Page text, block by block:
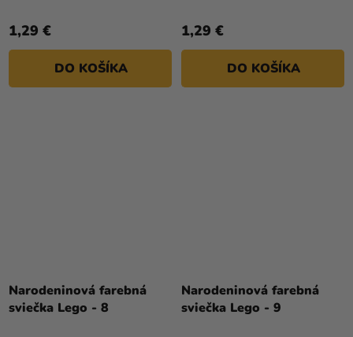
1,29 €
DO KOŠÍKA
1,29 €
DO KOŠÍKA
Narodeninová farebná
sviečka Lego - 8
Narodeninová farebná
sviečka Lego - 9